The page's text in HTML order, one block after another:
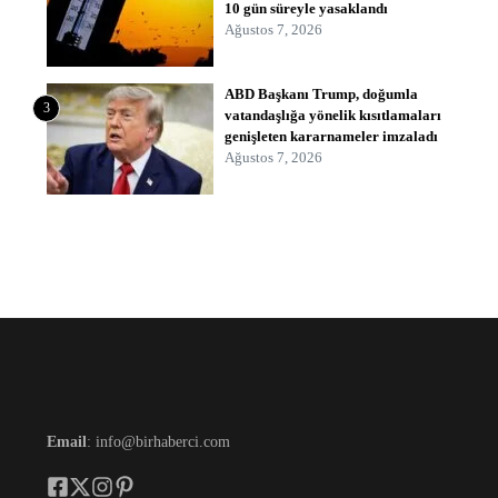
10 gün süreyle yasaklandı
Ağustos 7, 2026
3
ABD Başkanı Trump, doğumla
vatandaşlığa yönelik kısıtlamaları
genişleten kararnameler imzaladı
Ağustos 7, 2026
Email : info@birhaberci.com